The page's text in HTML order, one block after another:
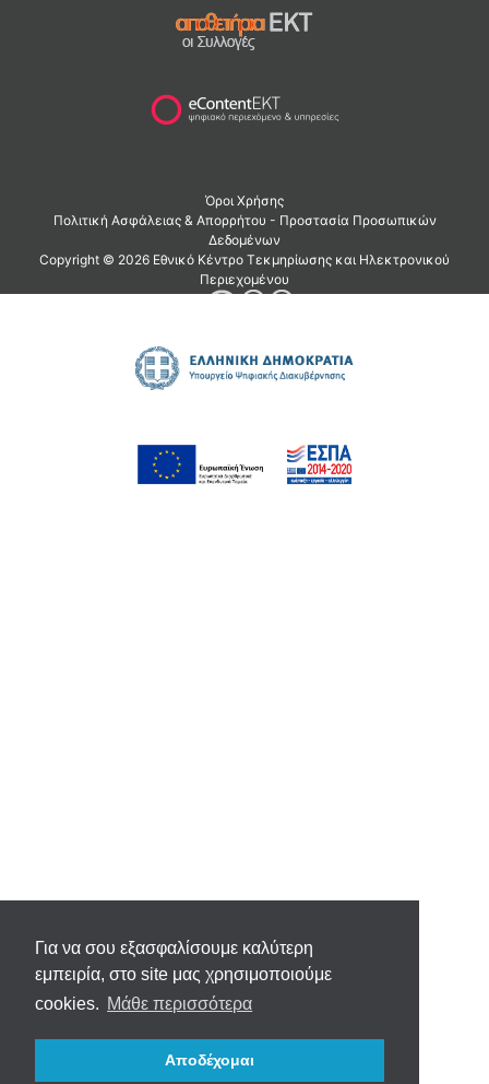
Για να σου εξασφαλίσουμε καλύτερη
εμπειρία, στο site μας χρησιμοποιούμε
cookies. Μάθε περισσότερα
Αποδέχομαι